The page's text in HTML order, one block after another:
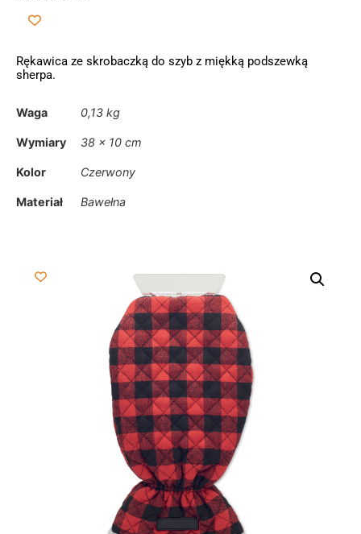
Rękawica ze skrobaczką do szyb z miękką podszewką
sherpa.
Waga 0,13 kg
Wymiary 38 × 10 cm
Kolor Czerwony
Materiał Bawełna